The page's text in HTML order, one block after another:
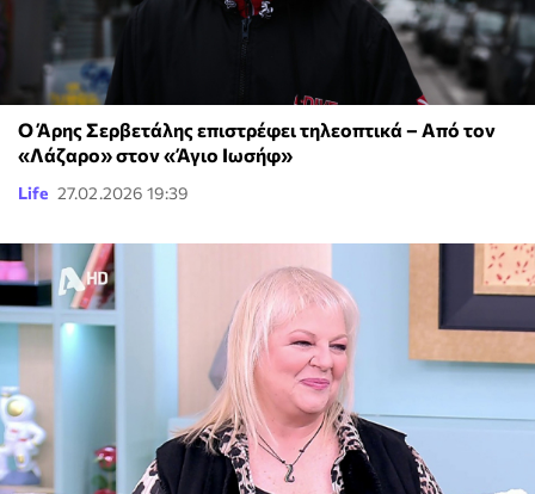
Ο Άρης Σερβετάλης επιστρέφει τηλεοπτικά – Από τον
«Λάζαρο» στον «Άγιο Ιωσήφ»
Life 27.02.2026 19:39